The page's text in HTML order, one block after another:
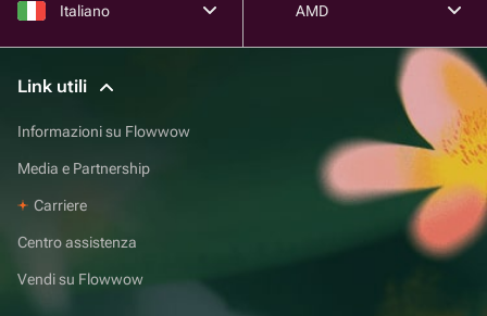
Italiano AMD
Link utili
Informazioni su Flowwow
Media e Partnership
Carriere
Centro assistenza
Vendi su Flowwow